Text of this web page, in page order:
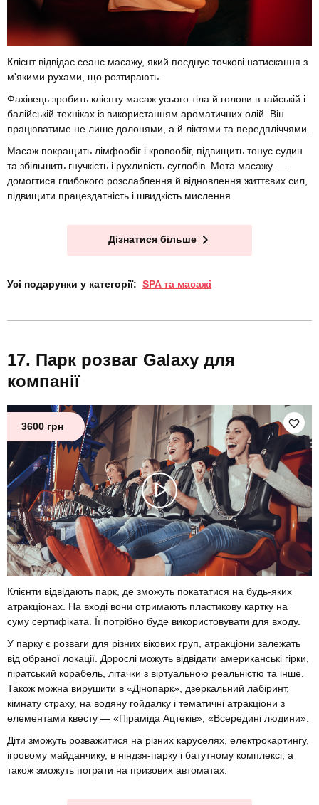
Клієнт відвідає сеанс масажу, який поєднує точкові натискання з
м'якими рухами, що розтирають.
Фахівець зробить клієнту масаж усього тіла й голови в тайській і
балійській техніках із використанням ароматичних олій. Він
працюватиме не лише долонями, а й ліктями та передпліччями.
Масаж покращить лімфообіг і кровообіг, підвищить тонус судин
та збільшить гнучкість і рухливість суглобів. Мета масажу —
домогтися глибокого розслаблення й відновлення життєвих сил,
підвищити працездатність і швидкість мислення.
Дізнатися більше
Усі подарунки у категорії: SPA та масажі
Парк розваг Galaxy для
компанії
3600 грн
Клієнти відвідають парк, де зможуть покататися на будь-яких
атракціонах. На вході вони отримають пластикову картку на
суму сертифіката. Її потрібно буде використовувати для входу.
У парку є розваги для різних вікових груп, атракціони залежать
від обраної локації. Дорослі можуть відвідати американські гірки,
піратський корабель, літачки з віртуальною реальністю та інше.
Також можна вирушити в «Дінопарк», дзеркальний лабіринт,
кімнату страху, на водяну гойдалку і тематичні атракціони з
елементами квесту — «Піраміда Ацтеків», «Всередині людини».
Діти зможуть розважитися на різних каруселях, електрокартингу,
ігровому майданчику, в ніндзя-парку і батутному комплексі, а
також зможуть пограти на призових автоматах.